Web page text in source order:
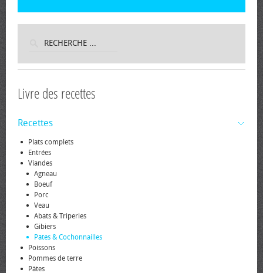
Livre des recettes
Recettes
Plats complets
Entrées
Viandes
Agneau
Boeuf
Porc
Veau
Abats & Triperies
Gibiers
Pâtés & Cochonnailles
Poissons
Pommes de terre
Pâtes